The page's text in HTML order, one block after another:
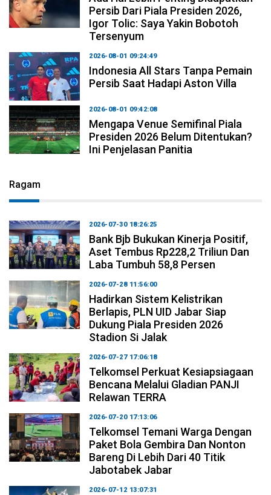
Persib Dari Piala Presiden 2026,
Igor Tolic: Saya Yakin Bobotoh
Tersenyum
2026-08-01 09:24:49
Indonesia All Stars Tanpa Pemain
Persib Saat Hadapi Aston Villa
2026-08-01 09:42:08
Mengapa Venue Semifinal Piala
Presiden 2026 Belum Ditentukan?
Ini Penjelasan Panitia
Ragam
2026-07-30 18:26:25
Bank Bjb Bukukan Kinerja Positif,
Aset Tembus Rp228,2 Triliun Dan
Laba Tumbuh 58,8 Persen
2026-07-28 11:56:00
Hadirkan Sistem Kelistrikan
Berlapis, PLN UID Jabar Siap
Dukung Piala Presiden 2026
Stadion Si Jalak
2026-07-27 17:06:18
Telkomsel Perkuat Kesiapsiagaan
Bencana Melalui Gladian PANJI
Relawan TERRA
2026-07-20 17:13:06
Telkomsel Temani Warga Dengan
Paket Bola Gembira Dan Nonton
Bareng Di Lebih Dari 40 Titik
Jabotabek Jabar
2026-07-12 13:07:31